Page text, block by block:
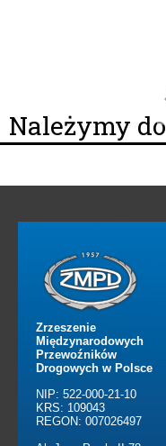
Należymy do
Zrzeszenie
Międzynarodowych
Przewoźników
Drogowych w Polsce
NIP: 522-000-21-10
KRS: 109043
REGON: 007026497